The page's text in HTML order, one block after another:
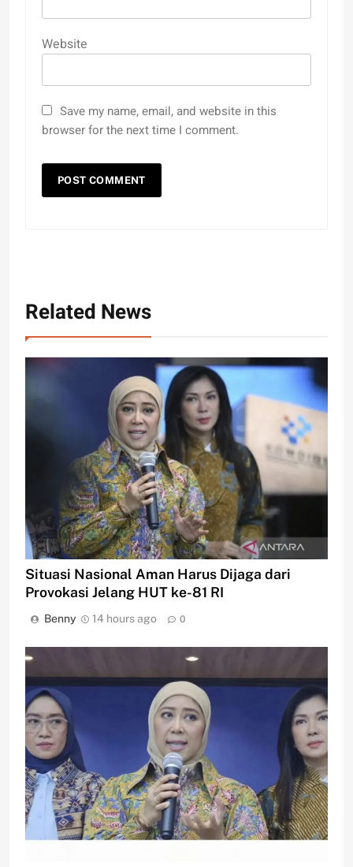
Website
Save my name, email, and website in this
browser for the next time I comment.
Related News
Situasi Nasional Aman Harus Dijaga dari
Provokasi Jelang HUT ke-81 RI
Benny 14 hours ago 0